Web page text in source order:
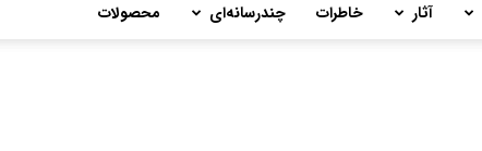
آثار خاطرات چند‌رسانه‌ای محصولات